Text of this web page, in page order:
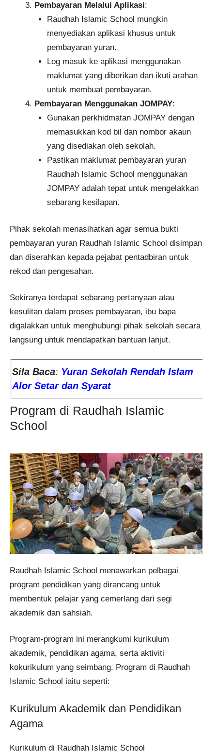
Pembayaran Melalui Aplikasi:
Raudhah Islamic School mungkin
menyediakan aplikasi khusus untuk
pembayaran yuran.
Log masuk ke aplikasi menggunakan
maklumat yang diberikan dan ikuti arahan
untuk membuat pembayaran.
Pembayaran Menggunakan JOMPAY:
Gunakan perkhidmatan JOMPAY dengan
memasukkan kod bil dan nombor akaun
yang disediakan oleh sekolah.
Pastikan maklumat pembayaran yuran
Raudhah Islamic School menggunakan
JOMPAY adalah tepat untuk mengelakkan
sebarang kesilapan.
Pihak sekolah menasihatkan agar semua bukti
pembayaran yuran Raudhah Islamic School disimpan
dan diserahkan kepada pejabat pentadbiran untuk
rekod dan pengesahan.
Sekiranya terdapat sebarang pertanyaan atau
kesulitan dalam proses pembayaran, ibu bapa
digalakkan untuk menghubungi pihak sekolah secara
langsung untuk mendapatkan bantuan lanjut.
Sila Baca: Yuran Sekolah Rendah Islam
Alor Setar dan Syarat
Program di Raudhah Islamic
School
Raudhah Islamic School menawarkan pelbagai
program pendidikan yang dirancang untuk
membentuk pelajar yang cemerlang dari segi
akademik dan sahsiah.
Program-program ini merangkumi kurikulum
akademik, pendidikan agama, serta aktiviti
kokurikulum yang seimbang. Program di Raudhah
Islamic School iaitu seperti:
Kurikulum Akademik dan Pendidikan
Agama
Kurikulum di Raudhah Islamic School